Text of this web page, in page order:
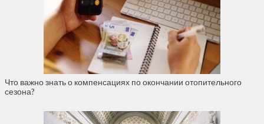
Что важно знать о компенсациях по окончании отопительного
сезона?